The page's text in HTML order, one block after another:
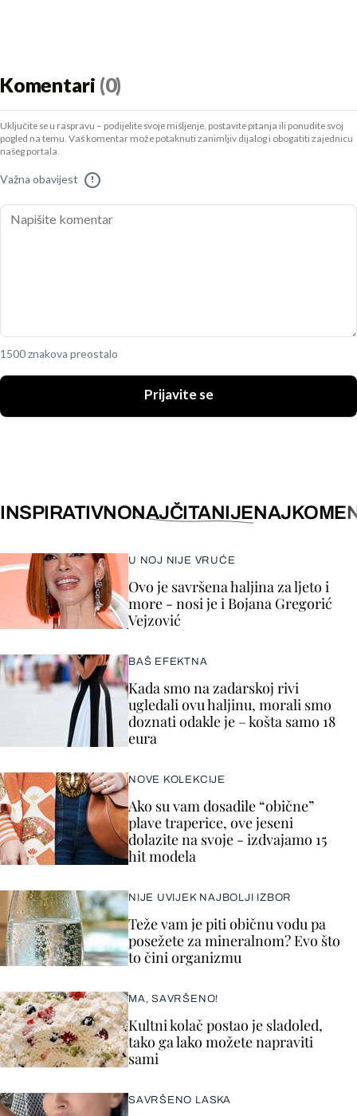
Komentari (0)
Uključite se u raspravu – podijelite svoje mišljenje, postavite pitanja ili ponudite svoj
pogled na temu. Vaš komentar može potaknuti zanimljiv dijalog i obogatiti zajednicu
našeg portala.
Važna obavijest !
1500 znakova preostalo
Prijavite se
INSPIRATIVNONAJČITANIJE
U NOJ NIJE VRUĆE
Ovo je savršena haljina za ljeto i
more - nosi je i Bojana Gregorić
Vejzović
BAŠ EFEKTNA
Kada smo na zadarskoj rivi
ugledali ovu haljinu, morali smo
doznati odakle je – košta samo 18
eura
NOVE KOLEKCIJE
Ako su vam dosadile “obične”
plave traperice, ove jeseni
dolazite na svoje - izdvajamo 15
hit modela
NIJE UVIJEK NAJBOLJI IZBOR
Teže vam je piti običnu vodu pa
posežete za mineralnom? Evo što
to čini organizmu
MA, SAVRŠENO!
Kultni kolač postao je sladoled,
tako ga lako možete napraviti
sami
SAVRŠENO LASKA